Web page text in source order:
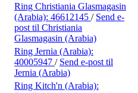
Ring Christiania Glasmagasin
(Arabia): 46612145 / Send e-
post til Christiania
Glasmagasin (Arabia)
Ring Jernia (Arabia):
40005947 / Send e-post til
Jernia (Arabia)
Ring Kitch'n (Arabia):